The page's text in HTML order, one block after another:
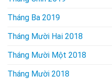
Tháng Ba 2019
Tháng Mười Hai 2018
Tháng Mười Một 2018
Tháng Mười 2018